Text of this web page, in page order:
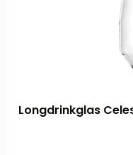
Longdrinkglas